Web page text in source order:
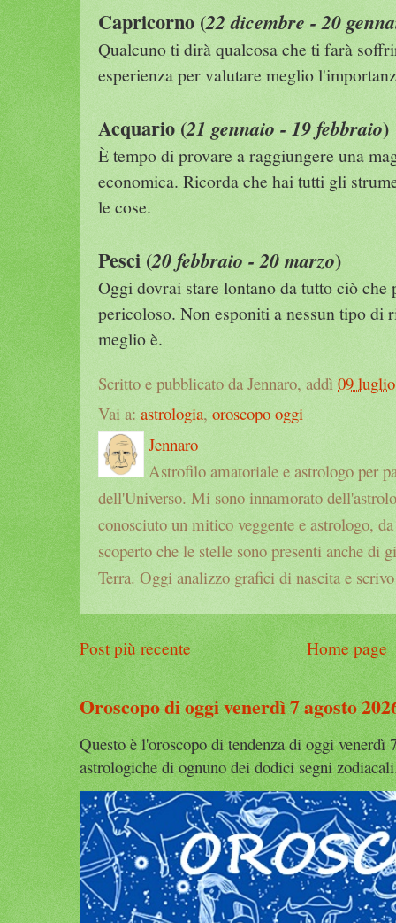
Capricorno (22 dicembre - 20
Qualcuno ti dirà qualcosa che ti farà
esperienza per valutare meglio
Acquario (21 gennaio - 19 febbraio)
È tempo di provare a raggiungere una
economica. Ricorda che hai tutti gli
le cose.
Pesci (20 febbraio - 20 marzo)
Oggi dovrai stare lontano da tutto ciò che
pericoloso. Non esponiti a nessun tipo di
meglio è.
Scritto e pubblicato da Jennaro, addì 09 luglio
Vai a: astrologia, oroscopo oggi
Jennaro
Astrofilo amatoriale e astrologo per
dell'Universo. Mi sono innamorato
conosciuto un mitico veggente e astrologo,
scoperto che le stelle sono presenti anche di
Terra. Oggi analizzo grafici di nascita e
Post più recente Home page
Oroscopo di oggi venerdì 7 agosto
Questo è l'oroscopo di tendenza di oggi venerdì
astrologiche di ognuno dei dodici segni